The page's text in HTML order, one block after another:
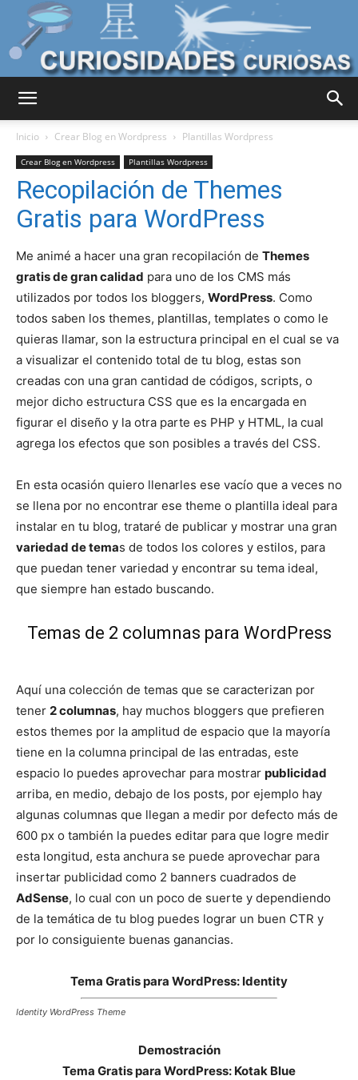
Curiosas
del
Mundo
Inicio Crear Blog en Wordpress Plantillas Wordpress
Crear Blog en Wordpress Plantillas Wordpress
Recopilación de Themes
Gratis para WordPress
Me animé a hacer una gran recopilación de Themes
gratis de gran calidad para uno de los CMS más
utilizados por todos los bloggers, WordPress. Como
todos saben los themes, plantillas, templates o como le
quieras llamar, son la estructura principal en el cual se va
a visualizar el contenido total de tu blog, estas son
creadas con una gran cantidad de códigos, scripts, o
mejor dicho estructura CSS que es la encargada en
figurar el diseño y la otra parte es PHP y HTML, la cual
agrega los efectos que son posibles a través del CSS.
En esta ocasión quiero llenarles ese vacío que a veces no
se llena por no encontrar ese theme o plantilla ideal para
instalar en tu blog, trataré de publicar y mostrar una gran
variedad de temas de todos los colores y estilos, para
que puedan tener variedad y encontrar su tema ideal,
que siempre han estado buscando.
Temas de 2 columnas para WordPress
Aquí una colección de temas que se caracterizan por
tener 2 columnas, hay muchos bloggers que prefieren
estos themes por la amplitud de espacio que la mayoría
tiene en la columna principal de las entradas, este
espacio lo puedes aprovechar para mostrar publicidad
arriba, en medio, debajo de los posts, por ejemplo hay
algunas columnas que llegan a medir por defecto más de
600 px o también la puedes editar para que logre medir
esta longitud, esta anchura se puede aprovechar para
insertar publicidad como 2 banners cuadrados de
AdSense, lo cual con un poco de suerte y dependiendo
de la temática de tu blog puedes lograr un buen CTR y
por lo consiguiente buenas ganancias.
Tema Gratis para WordPress: Identity
Identity WordPress Theme
Demostración
Tema Gratis para WordPress: Kotak Blue